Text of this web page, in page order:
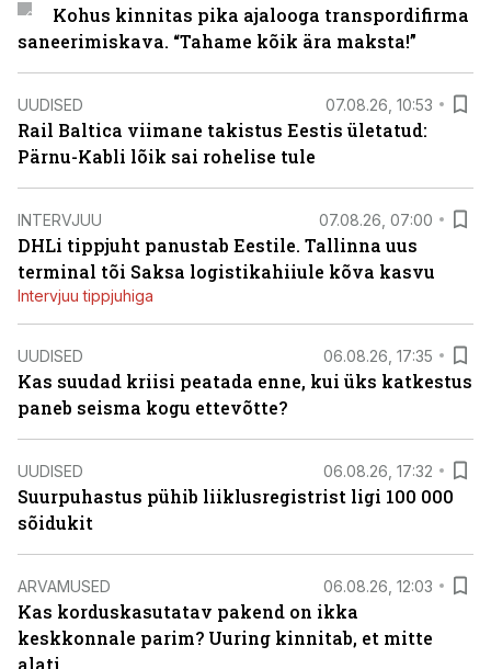
Kohus kinnitas pika ajalooga transpordifirma
saneerimiskava. “Tahame kõik ära maksta!”
UUDISED 07.08.26, 10:53
Rail Baltica viimane takistus Eestis ületatud:
Pärnu-Kabli lõik sai rohelise tule
INTERVJUU 07.08.26, 07:00
DHLi tippjuht panustab Eestile. Tallinna uus
terminal tõi Saksa logistikahiiule kõva kasvu
Intervjuu tippjuhiga
UUDISED 06.08.26, 17:35
Kas suudad kriisi peatada enne, kui üks katkestus
paneb seisma kogu ettevõtte?
UUDISED 06.08.26, 17:32
Suurpuhastus pühib liiklusregistrist ligi 100 000
sõidukit
ARVAMUSED 06.08.26, 12:03
Kas korduskasutatav pakend on ikka
keskkonnale parim? Uuring kinnitab, et mitte
alati